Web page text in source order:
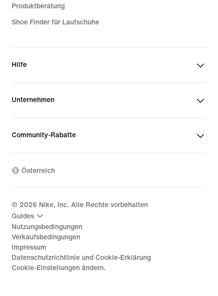
Produktberatung
Shoe Finder für Laufschuhe
Hilfe
Unternehmen
Community-Rabatte
Österreich
© 2026 Nike, Inc. Alle Rechte vorbehalten
Guides
Nutzungsbedingungen
Verkaufsbedingungen
Impressum
Datenschutzrichtlinie und Cookie-Erklärung
Cookie-Einstellungen ändern.